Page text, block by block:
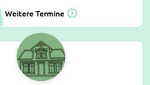
Weitere Termine